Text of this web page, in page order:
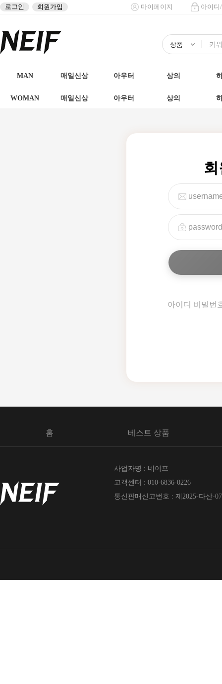
로그인 회원가입 마이페이지 아이디
MAN 매일신상 아우터 상의
WOMAN 매일신상 아우터 상의
아이디 비밀번
홈 베스트 상품
사업자명 : 네이프
고객센터 : 010-6836-0226
통신판매신고번호 : 제2025-다산-